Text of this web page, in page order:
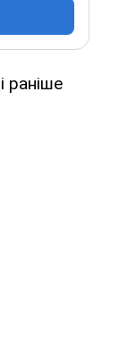
раніше